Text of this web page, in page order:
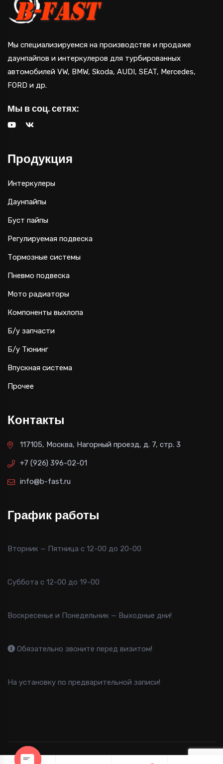
Мы специализируемся на производстве и продаже
даунпайпов и интеркулеров для турбированных
автомобилей VW, BMW, Skoda, AUDI, SEAT, Mercedes,
FORD и др.
Мы в соц. сетях:
Продукция
Интеркулеры
Даунпайпы
Буст пайпы
Регулируемая подвеска
Тормозные системы
Пневмо подвеска
Мото радиаторы
Компоненты выхлопа
Б/у запчасти
Б/у Тюнинг
Впускная система
Прочее
Контакты
117105, Москва, Нагорный проезд, д. 7, стр. 3
+7 (926) 396-02-01
info@b-fast.ru
График работы
Вторник — Пятница с 12-00 до 20-00
Суббота с 12-00 до 19-00
Воскресенье и Понедельник — Выходные дни!
Обязательно звоните перед визитом!
На установку по предварительной записи!